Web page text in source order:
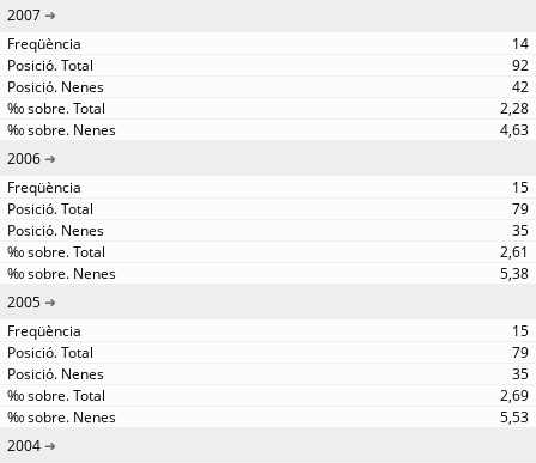
2007
14
92
42
2,28
4,63
2006
15
79
35
2,61
5,38
2005
15
79
35
2,69
5,53
2004